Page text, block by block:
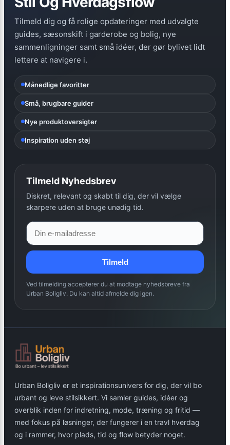
Tilmeld dig og få rolige opdateringer med udvalgte
guides, sæsonskift i garderobe og bolig, nye
sammenligninger samt små idéer, der gør bylivet lidt
lettere at navigere i.
Månedlige favoritter
Små, brugbare guider
Nye produktoversigter
Inspiration uden støj
Tilmeld Nyhedsbrev
Diskret, relevant og skabt til dig, der vil vælge
skarpere uden at bruge unødig tid.
Tilmeld
Ved tilmelding accepterer du at modtage nyhedsbreve fra
Urban Boligliv. Du kan altid afmelde dig igen.
Urban Boligliv er et inspirationsunivers for dig, der vil bo
urbant og leve stilsikkert. Vi samler guides, idéer og
overblik inden for indretning, mode, træning og fritid —
med fokus på løsninger, der fungerer i en travl hverdag
og i rammer, hvor plads, tid og flow betyder noget.